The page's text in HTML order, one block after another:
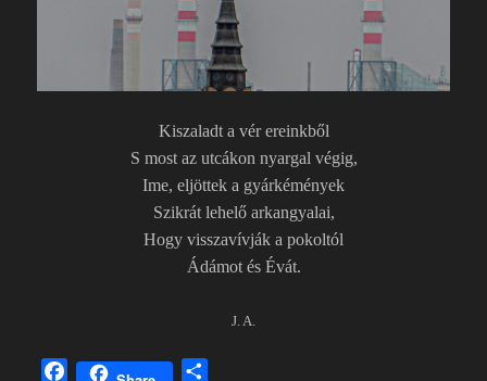
Kiszaladt a vér ereinkből
S most az utcákon nyargal végig,
Ime, eljöttek a gyárkémények
Szikrát lehelő arkangyalai,
Hogy visszavívják a pokoltól
Ádámot és Évát.
J. A.
F